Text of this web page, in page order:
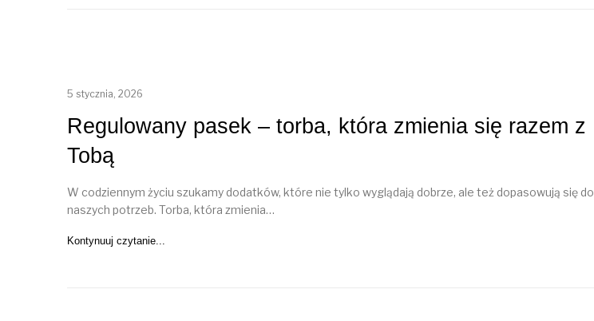
5 stycznia, 2026
Regulowany pasek – torba, która zmienia się razem z
Tobą
W codziennym życiu szukamy dodatków, które nie tylko wyglądają dobrze, ale też dopasowują się do
naszych potrzeb. Torba, która zmienia…
Kontynuuj czytanie...